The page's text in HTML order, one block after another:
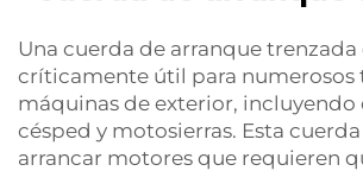
Una cuerda de arranque trenzada
críticamente útil para numerosos
máquinas de exterior, incluyendo
césped y motosierras. Esta
arrancar motores que requieren